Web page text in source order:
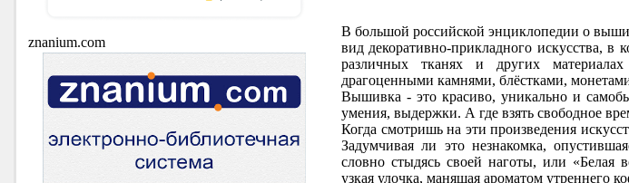
znanium.com
В большой российской энциклопедии о
вид декоративно-прикладного искусства,
различных тканях и других
драгоценными камнями, блёстками,
Вышивка - это красиво, уникально и
умения, выдержки. А где взять свободное
Когда смотришь на эти произведения
Задумчивая ли это незнакомка,
словно стыдясь своей наготы, или «Белая
узкая улочка, манящая ароматом утреннего